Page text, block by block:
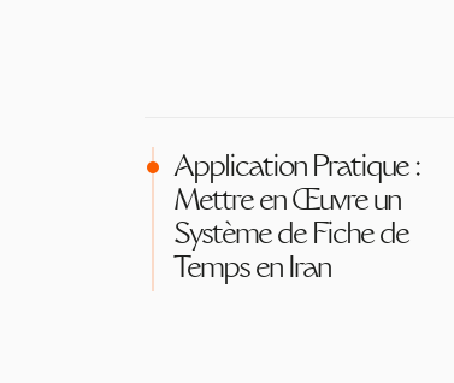
Application Pratique :
Mettre en Œuvre un
Système de Fiche de
Temps en Iran